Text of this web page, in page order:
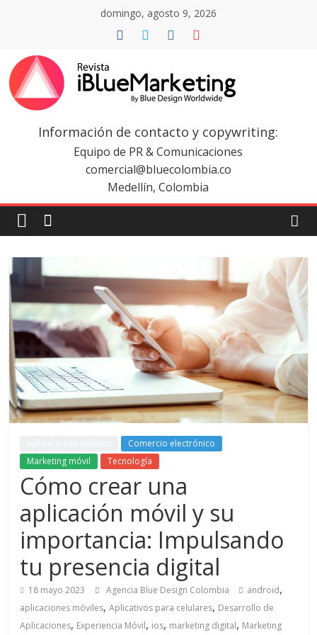
domingo, agosto 9, 2026
Revista
iBlue
Marketing
Colombia
|
Revistas
de
Marketing
en
Colombia
|
Revistas
de
Publicidad
Información de contacto y copywriting:
Equipo de PR & Comunicaciones
comercial@bluecolombia.co
Medellín, Colombia
Comercio electrónico
Marketing móvil
Tecnología
Cómo crear una
aplicación móvil y su
importancia: Impulsando
tu presencia digital
18 mayo 2023 Agencia Blue Design Colombia android,
aplicaciones móviles,Aplicativos para celulares, Desarrollo de
Aplicaciones, Experiencia Móvil, ios, marketing digital, Marketing